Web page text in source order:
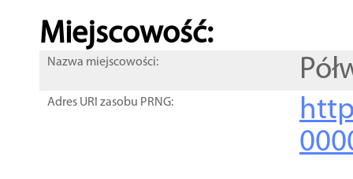
Miejscowość:
Nazwa miejscowości:
Adres URI zasobu PRNG: